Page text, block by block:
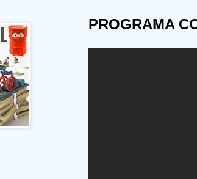
PROGRAMA